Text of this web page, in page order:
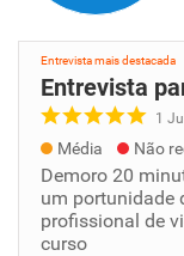
Entrevista mais destacada
Entrevista
1
Média Não
Demoro 20
um portunidade
profissional de
curso